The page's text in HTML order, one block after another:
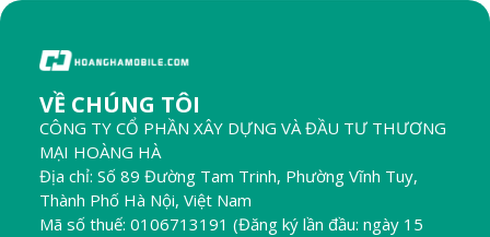
VỀ CHÚNG TÔI
CÔNG TY CỔ PHẦN XÂY DỰNG VÀ ĐẦU TƯ THƯƠNG
MẠI HOÀNG HÀ
Địa chỉ: Số 89 Đường Tam Trinh, Phường Vĩnh Tuy,
Thành Phố Hà Nội, Việt Nam
Mã số thuế: 0106713191 (Đăng ký lần đầu: ngày 15